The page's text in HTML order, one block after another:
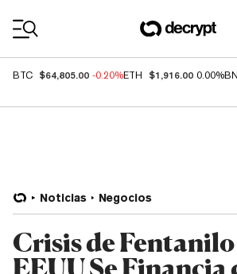
BTC $64,805.00 -0.20%ETH $1,916.00 0.00%
Noticias Negocios
Crisis de